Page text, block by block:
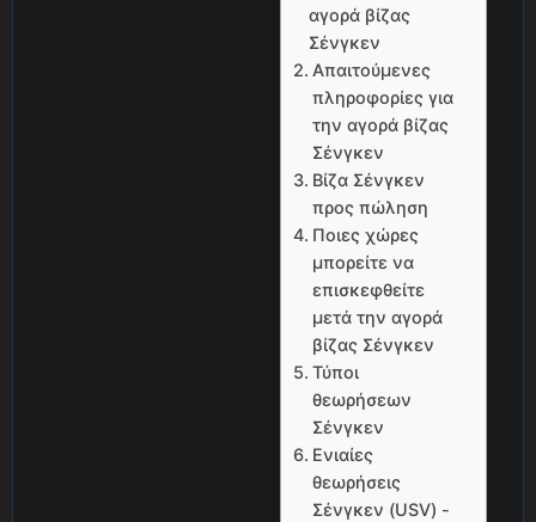
αγορά βίζας
Σένγκεν
Απαιτούμενες
πληροφορίες για
την αγορά βίζας
Σένγκεν
Βίζα Σένγκεν
προς πώληση
Ποιες χώρες
μπορείτε να
επισκεφθείτε
μετά την αγορά
βίζας Σένγκεν
Τύποι
θεωρήσεων
Σένγκεν
Ενιαίες
θεωρήσεις
Σένγκεν (USV) -